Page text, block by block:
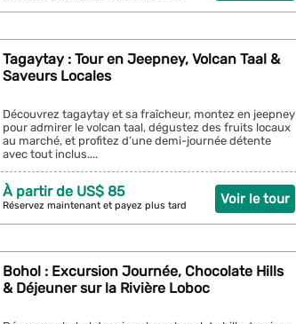
Tagaytay : Tour en Jeepney, Volcan Taal &
Saveurs Locales
Découvrez tagaytay et sa fraîcheur, montez en jeepney
pour admirer le volcan taal, dégustez des fruits locaux
au marché, et profitez d’une demi-journée détente
avec tout inclus....
Voir le tour
À partir de US$ 85
Réservez maintenant et payez plus tard
Bohol : Excursion Journée, Chocolate Hills
& Déjeuner sur la Rivière Loboc